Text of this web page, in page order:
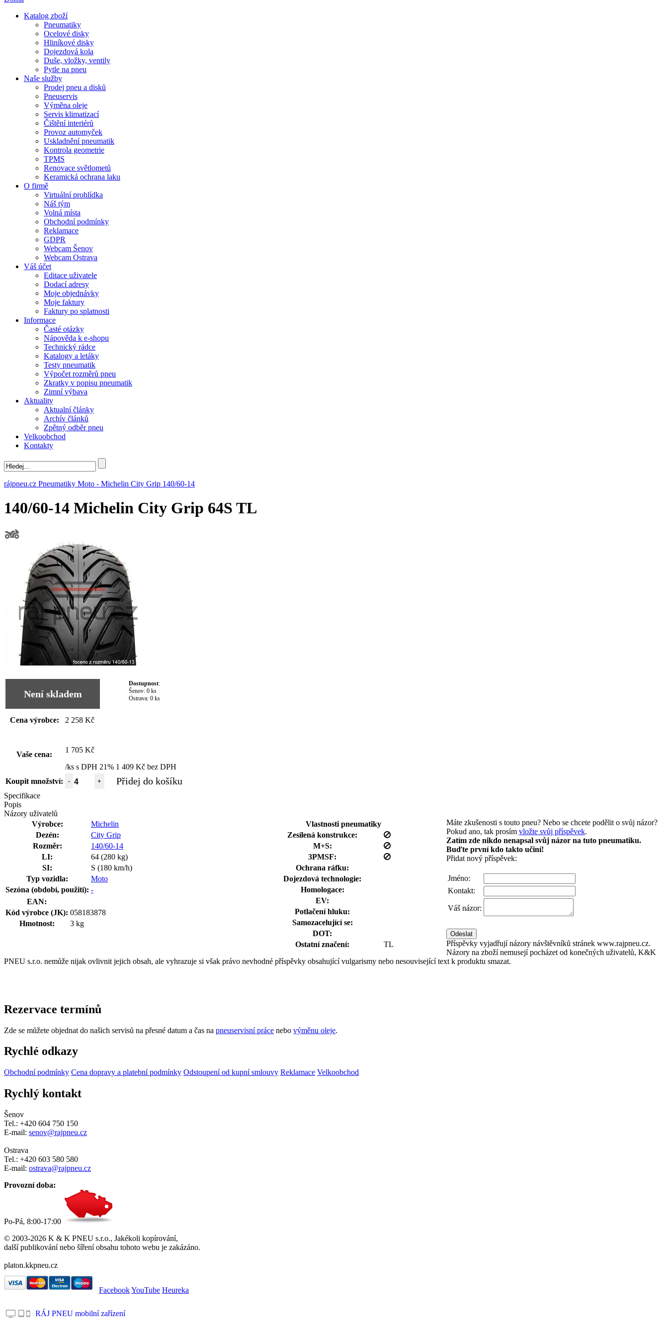
Katalog zboží
Pneumatiky
Ocelové disky
Hliníkové disky
Dojezdová kola
Duše, vložky, ventily
Pytle na pneu
Naše služby
Prodej pneu a disků
Pneuservis
Výměna oleje
Servis klimatizací
Čištění interiérů
Provoz automyček
Uskladnění pneumatik
Kontrola geometrie
TPMS
Renovace světlometů
Keramická ochrana laku
O firmě
Virtuální prohlídka
Náš tým
Volná místa
Obchodní podmínky
Reklamace
GDPR
Webcam Šenov
Webcam Ostrava
Váš účet
Editace uživatele
Dodací adresy
Moje objednávky
Moje faktury
Faktury po splatnosti
Informace
Časté otázky
Nápověda k e-shopu
Technický rádce
Katalogy a letáky
Testy pneumatik
Výpočet rozměrů pneu
Zkratky v popisu pneumatik
Zimní výbava
Aktuality
Aktualní články
Archív článků
Zpětný odběr pneu
Velkoobchod
Kontakty
rájpneu.cz Pneumatiky Moto - Michelin City Grip 140/60-14
140/60-14 Michelin City Grip 64S TL
Není skladem
Dostupnost:
Šenov: 0 ks
Ostrava: 0 ks
Cena výrobce: 2 258 Kč
Vaše cena:
1 705 Kč
/ks s DPH 21% 1 409 Kč bez DPH
Koupit množství:
- + Přidej do košíku
Specifikace
Popis
Názory uživatelů
Výrobce:
Michelin
Dezén:
City Grip
Rozměr:
140/60-14
LI:
64 (280 kg)
SI:
S (180 km/h)
Typ vozidla:
Moto
Sezóna (období, použití): -
EAN:
Kód výrobce (JK): 058183878
Hmotnost:
3 kg
Vlastnosti pneumatiky
Zesílená konstrukce:
M+S:
3PMSF:
Ochrana ráfku:
Dojezdová technologie:
Homologace:
EV:
Potlačení hluku:
Samozacelující se:
DOT:
Ostatní značení:
TL
Máte zkušenosti s touto pneu? Nebo se chcete podělit o svůj názor?
Pokud ano, tak prosím vložte svůj příspěvek.
Zatím zde nikdo nenapsal svůj názor na tuto pneumatiku.
Buďte první kdo takto učiní!
Přidat nový příspěvek:
Jméno:
Kontakt:
Váš názor:
Příspěvky vyjadřují názory návštěvníků stránek www.rajpneu.cz.
Názory na zboží nemusejí pocházet od konečných uživatelů, K&K
PNEU s.r.o. nemůže nijak ovlivnit jejich obsah, ale vyhrazuje si však právo nevhodné příspěvky obsahující vulgarismy nebo nesouvisející text k produktu smazat.
Rezervace termínů
Zde se můžete objednat do našich servisů na přesné datum a čas na pneuservisní práce nebo výměnu oleje.
Rychlé odkazy
Obchodní podmínky Cena dopravy a platební podmínky Odstoupení od kupní smlouvy Reklamace Velkoobchod
Rychlý kontakt
Šenov
Tel.: +420 604 750 150
E-mail: senov@rajpneu.cz
Ostrava
Tel.: +420 603 580 580
E-mail: ostrava@rajpneu.cz
Provozní doba:
Po-Pá, 8:00-17:00
© 2003-2026 K & K PNEU s.r.o., Jakékoli kopírování,
další publikování nebo šíření obsahu tohoto webu je zakázáno.
platon.kkpneu.cz
FacebookYouTube Heureka
RÁJ PNEU mobilní zařízení